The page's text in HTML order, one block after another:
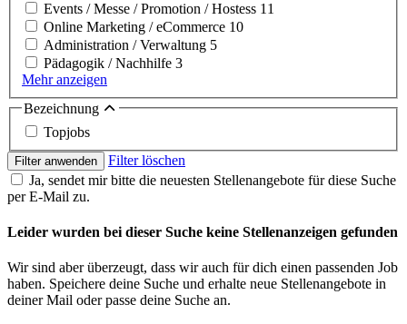
Events / Messe / Promotion / Hostess 11
Online Marketing / eCommerce 10
Administration / Verwaltung 5
Pädagogik / Nachhilfe 3
Mehr anzeigen
Bezeichnung
Topjobs
Filter anwenden
Filter löschen
Ja, sendet mir bitte die neuesten Stellenangebote für diese Suche
per E-Mail zu.
Leider wurden bei dieser Suche keine Stellenanzeigen gefunden
Wir sind aber überzeugt, dass wir auch für dich einen passenden Job
haben. Speichere deine Suche und erhalte neue Stellenangebote in
deiner Mail oder passe deine Suche an.